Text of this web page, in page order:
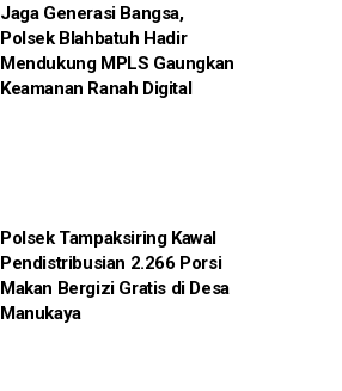
Jaga Generasi Bangsa,
Polsek Blahbatuh Hadir
Mendukung MPLS Gaungkan
Keamanan Ranah Digital
Polsek Tampaksiring Kawal
Pendistribusian 2.266 Porsi
Makan Bergizi Gratis di Desa
Manukaya